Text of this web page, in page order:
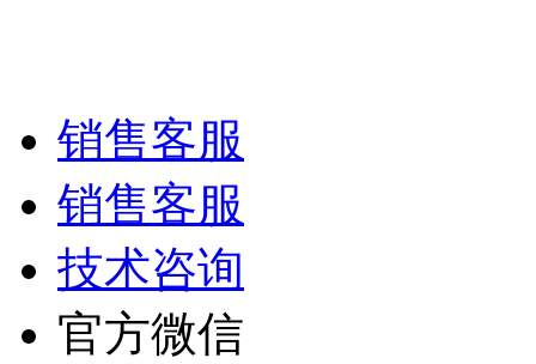
销售客服
销售客服
技术咨询
官方微信